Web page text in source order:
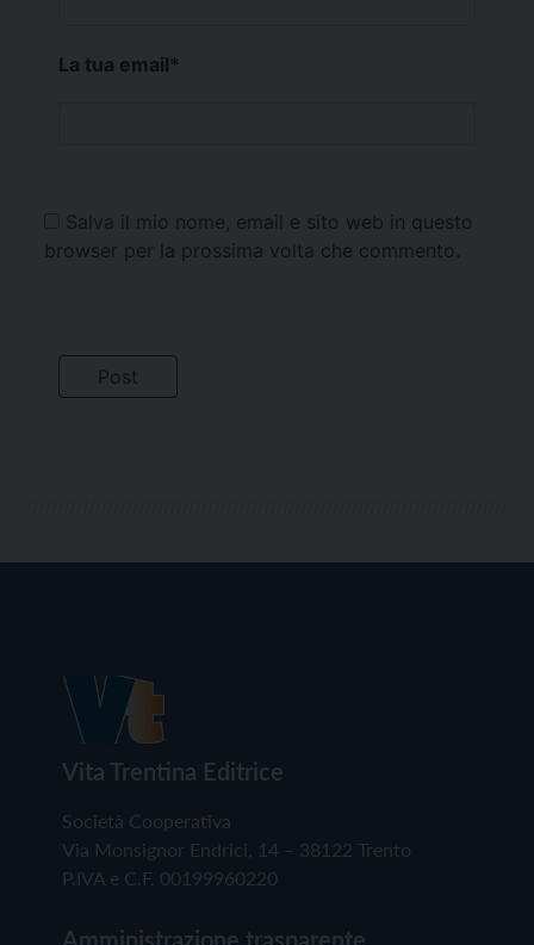
La tua email*
Salva il mio nome, email e sito web in questo
browser per la prossima volta che commento.
Vita Trentina Editrice
Società Cooperativa
Via Monsignor Endrici, 14 – 38122 Trento
P.IVA e C.F. 00199960220
Amministrazione trasparente